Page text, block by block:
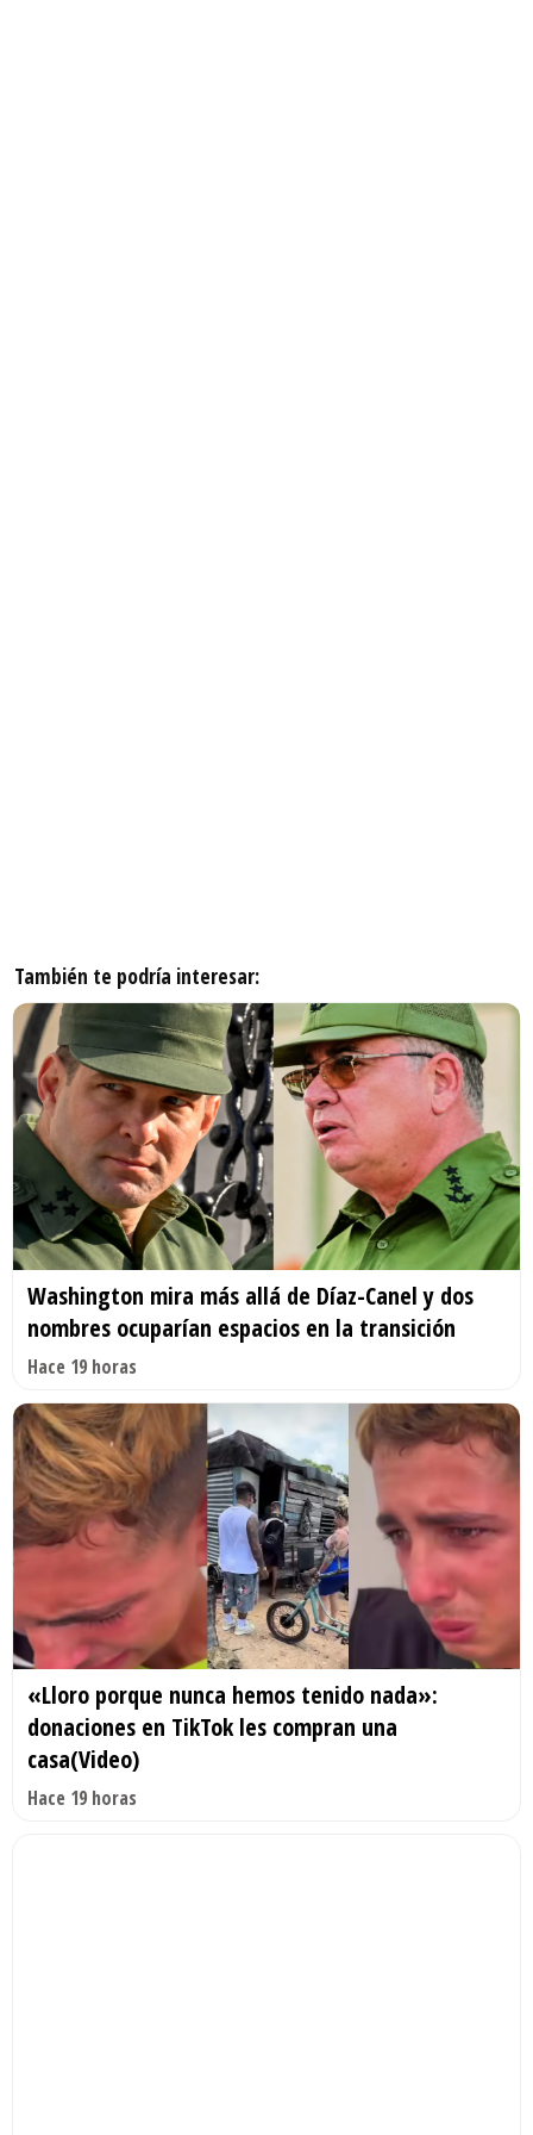
También te podría interesar:
Washington mira más allá de Díaz-Canel y dos
nombres ocuparían espacios en la transición
Hace 19 horas
«Lloro porque nunca hemos tenido nada»:
donaciones en TikTok les compran una
casa(Video)
Hace 19 horas